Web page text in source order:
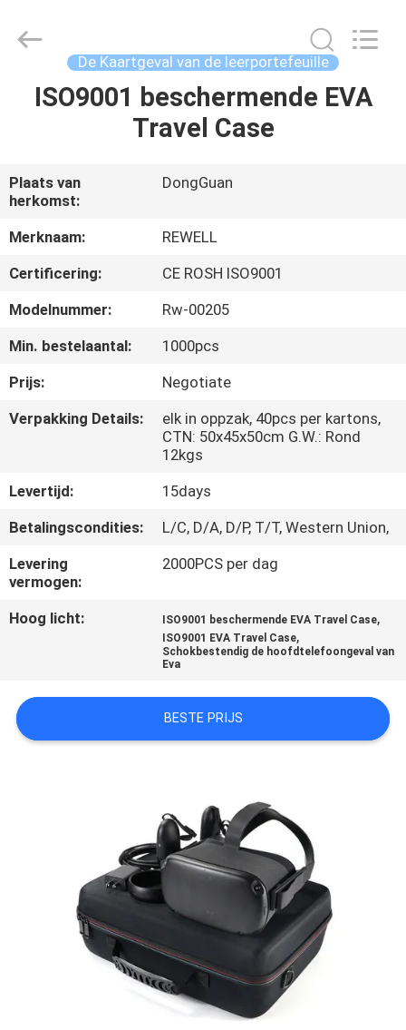
HUIS
ONGEVEER
ONS
FABRIEKSREIS
KWALITEITSCONTROLE
SITEMAP
POLICY
Group
Limited.
De Kaartgeval van de leerportefeuille
ISO9001 beschermende EVA
Travel Case
Plaats van
herkomst:
DongGuan
Merknaam:
REWELL
Certificering:
CE ROSH ISO9001
Modelnummer:
Rw-00205
Min. bestelaantal:
1000pcs
Prijs:
Negotiate
Verpakking Details:
elk in oppzak, 40pcs per kartons,
CTN: 50x45x50cm G.W.: Rond
12kgs
Levertijd:
15days
Betalingscondities:
L/C, D/A, D/P, T/T, Western Union,
Levering
vermogen:
2000PCS per dag
Hoog licht: ISO9001 beschermende EVA Travel Case,
ISO9001 EVA Travel Case,
Schokbestendig de hoofdtelefoongeval van
Eva
BESTE PRIJS